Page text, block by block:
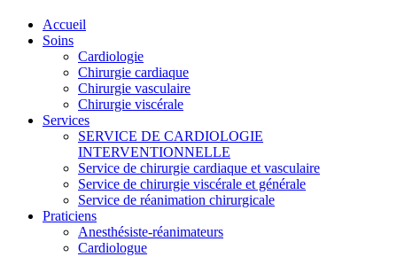
Accueil
Soins
Cardiologie
Chirurgie cardiaque
Chirurgie vasculaire
Chirurgie viscérale
Services
SERVICE DE CARDIOLOGIE
INTERVENTIONNELLE
Service de chirurgie cardiaque et vasculaire
Service de chirurgie viscérale et générale
Service de réanimation chirurgicale
Praticiens
Anesthésiste-réanimateurs
Cardiologue